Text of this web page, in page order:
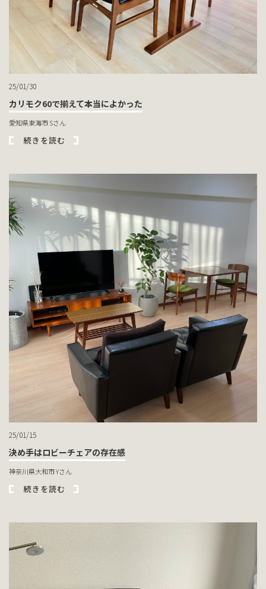
25/01/30
カリモク60で揃えて本当によかった
愛知県東海市 Sさん
続きを読む
25/01/15
決め手はロビーチェアの存在感
神奈川県大和市 Yさん
続きを読む